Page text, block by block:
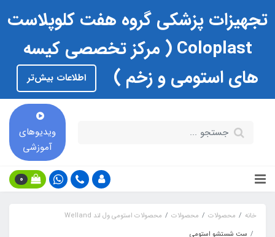
تجهیزات پزشکی گروه هفت کلوپلاست
Coloplast ( مرکز تخصصی کیسه
های استومی و زخم )
اطلاعات بیش‌تر
ویدیوهای
آموزشی
0
خانه محصولات محصولات
محصولات استومی ول لند Welland
ست شستشو استومی